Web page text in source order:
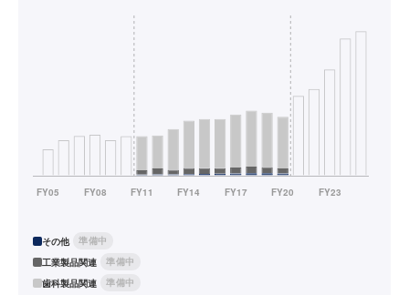
その他
準備中
工業製品関連
準備中
歯科製品関連
準備中